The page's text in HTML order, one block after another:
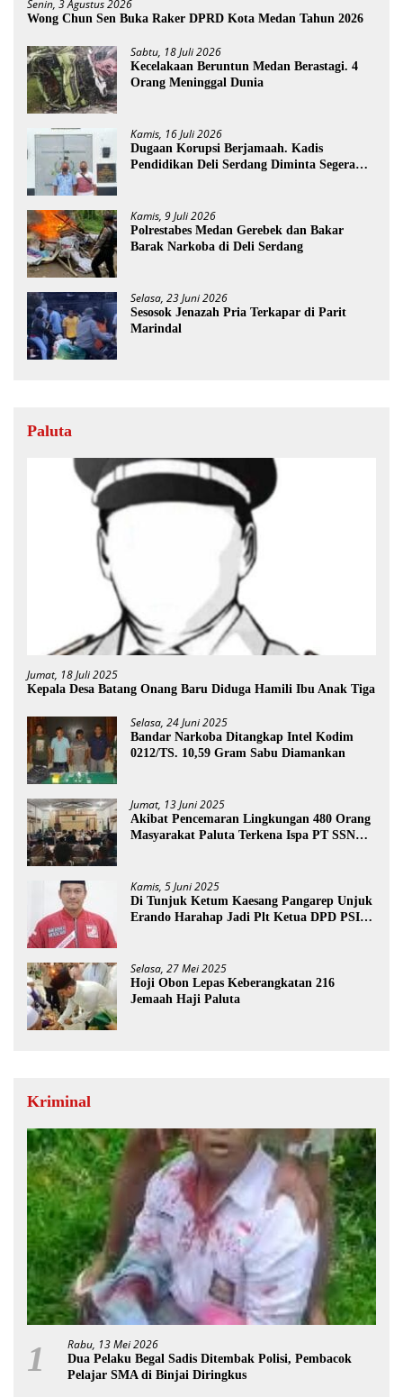
Senin, 3 Agustus 2026
Wong Chun Sen Buka Raker DPRD Kota Medan Tahun 2026
Sabtu, 18 Juli 2026
Kecelakaan Beruntun Medan Berastagi. 4
Orang Meninggal Dunia
Kamis, 16 Juli 2026
Dugaan Korupsi Berjamaah. Kadis
Pendidikan Deli Serdang Diminta Segera
Kamis, 9 Juli 2026
Polrestabes Medan Gerebek dan Bakar
Barak Narkoba di Deli Serdang
Selasa, 23 Juni 2026
Sesosok Jenazah Pria Terkapar di Parit
Marindal
Paluta
Jumat, 18 Juli 2025
Kepala Desa Batang Onang Baru Diduga Hamili Ibu Anak Tiga
Selasa, 24 Juni 2025
Bandar Narkoba Ditangkap Intel Kodim
0212/TS. 10,59 Gram Sabu Diamankan
Jumat, 13 Juni 2025
Akibat Pencemaran Lingkungan 480 Orang
Masyarakat Paluta Terkena Ispa PT SSN
Kamis, 5 Juni 2025
Di Tunjuk Ketum Kaesang Pangarep Unjuk
Erando Harahap Jadi Plt Ketua DPD PSI
Selasa, 27 Mei 2025
Hoji Obon Lepas Keberangkatan 216
Jemaah Haji Paluta
Kriminal
1 Rabu, 13 Mei 2026
Dua Pelaku Begal Sadis Ditembak Polisi, Pembacok
Pelajar SMA di Binjai Diringkus